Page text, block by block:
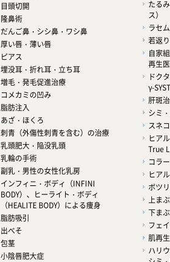
目頭切開
隆鼻術
だんご鼻・シシ鼻・ワシ鼻
厚い唇・薄い唇
ピアス
埋没耳・折れ耳・立ち耳
増毛・発毛促進治療
コメカミの凹み
脂肪注入
あざ・ほくろ
刺青（外傷性刺青を含む）の治療
乳頭肥大・陥没乳頭
乳輪の手術
副乳・男性の女性化乳房
インフィニ・ボディ（INFINI
BODY）、ヒーライト・ボディ
（HEALITE BODY）による痩身
脂肪吸引
出べそ
包茎
小陰唇肥大症
たる
ス）
ラセ
若返
自家
再生
ドク
γ-
肝斑
シミ
スネ
ヒア
True
コラ
ヒア
ボツ
上ま
下ま
フェ
肌再
ハリ